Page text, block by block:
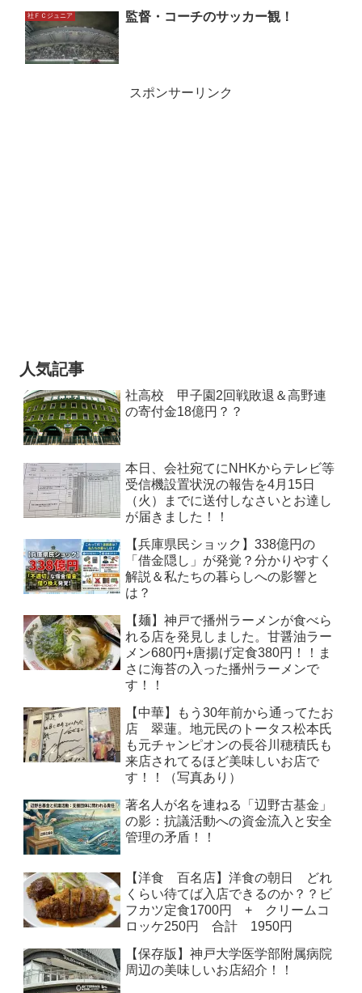
社ＦＣジュニア 監督・コーチのサッカー観！
スポンサーリンク
人気記事
社高校 甲子園2回戦敗退＆高野連
の寄付金18億円？？
本日、会社宛てにNHKからテレビ等
受信機設置状況の報告を4月15日
（火）までに送付しなさいとお達し
が届きました！！
【兵庫県民ショック】338億円の
「借金隠し」が発覚？分かりやすく
解説＆私たちの暮らしへの影響と
は？
【麺】神戸で播州ラーメンが食べら
れる店を発見しました。甘醤油ラー
メン680円+唐揚げ定食380円！！ま
さに海苔の入った播州ラーメンで
す！！
【中華】もう30年前から通ってたお
店 翠蓮。地元民のトータス松本氏
も元チャンピオンの長谷川穂積氏も
来店されてるほど美味しいお店で
す！！（写真あり）
著名人が名を連ねる「辺野古基金」
の影：抗議活動への資金流入と安全
管理の矛盾！！
【洋食 百名店】洋食の朝日 どれ
くらい待てば入店できるのか？？ビ
フカツ定食1700円 + クリームコ
ロッケ250円 合計 1950円
【保存版】神戸大学医学部附属病院
周辺の美味しいお店紹介！！